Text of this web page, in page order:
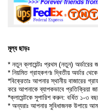
মূল্য ছাড়ঃ
* নতুন ক্লায়েন্টঃ প্রথম (নতুন) অর্ডারের
* নিয়মিত গ্রাহকগণঃ দ্বিতীয় অর্ডার
*বিক্রেতাঃ আপনার স্থানীয় বাজারের
করে আপনাকে ব্যাপকভাবে প্রতিক্রিয়া
*ক্লায়েন্টকে সুপারিশ করুন: বর্ধিত ১-৩
* অন্যরাঃ আপনার সুবিধাজনক উপায়ে